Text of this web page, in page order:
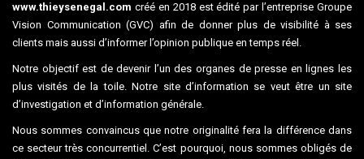
www.thieysenegal.com créé en 2018 est édité par l’entreprise Groupe
Vision Communication (GVC) afin de donner plus de visibilité à ses
clients mais aussi d’informer l’opinion publique en temps réel.
Notre objectif est de devenir l’un des organes de presse en lignes les
plus visités de la toile. Notre site d’information se veut être un site
d’investigation et d’information générale.
Nous sommes convaincus que notre originalité fera la différence dans
ce secteur très concurrentiel. C’est pourquoi, nous sommes obligés de